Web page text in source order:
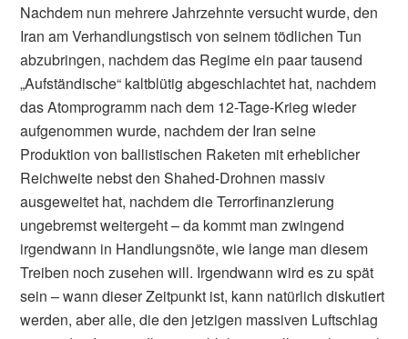
Nachdem nun mehrere Jahrzehnte versucht wurde, den
Iran am Verhandlungstisch von seinem tödlichen Tun
abzubringen, nachdem das Regime ein paar tausend
„Aufständische“ kaltblütig abgeschlachtet hat, nachdem
das Atomprogramm nach dem 12-Tage-Krieg wieder
aufgenommen wurde, nachdem der Iran seine
Produktion von ballistischen Raketen mit erheblicher
Reichweite nebst den Shahed-Drohnen massiv
ausgeweitet hat, nachdem die Terrorfinanzierung
ungebremst weitergeht – da kommt man zwingend
irgendwann in Handlungsnöte, wie lange man diesem
Treiben noch zusehen will. Irgendwann wird es zu spät
sein – wann dieser Zeitpunkt ist, kann natürlich diskutiert
werden, aber alle, die den jetzigen massiven Luftschlag